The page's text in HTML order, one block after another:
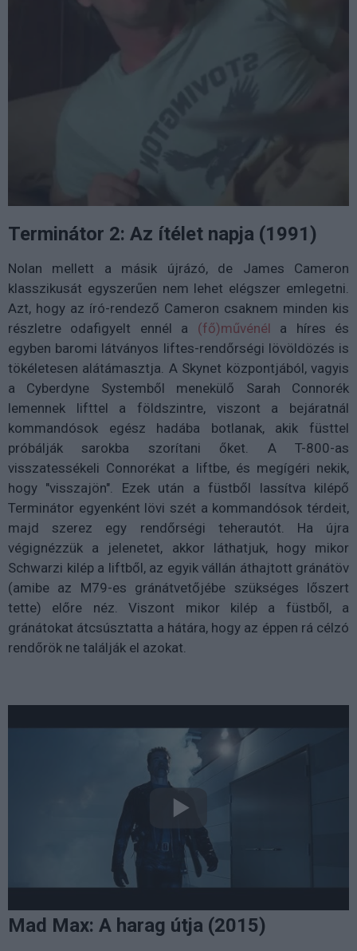
Terminátor 2: Az ítélet napja (1991)
Nolan mellett a másik újrázó, de James Cameron
klasszikusát egyszerűen nem lehet elégszer emlegetni.
Azt, hogy az író-rendező Cameron csaknem minden kis
részletre odafigyelt ennél a (fő)művénél a híres és
egyben baromi látványos liftes-rendőrségi lövöldözés is
tökéletesen alátámasztja. A Skynet központjából, vagyis
a Cyberdyne Systemből menekülő Sarah Connorék
lemennek lifttel a földszintre, viszont a bejáratnál
kommandósok egész hadába botlanak, akik füsttel
próbálják sarokba szorítani őket. A T-800-as
visszatessékeli Connorékat a liftbe, és megígéri nekik,
hogy "visszajön". Ezek után a füstből lassítva kilépő
Terminátor egyenként lövi szét a kommandósok térdeit,
majd szerez egy rendőrségi teherautót. Ha újra
végignézzük a jelenetet, akkor láthatjuk, hogy mikor
Schwarzi kilép a liftből, az egyik vállán áthajtott gránátöv
(amibe az M79-es gránátvetőjébe szükséges lőszert
tette) előre néz. Viszont mikor kilép a füstből, a
gránátokat átcsúsztatta a hátára, hogy az éppen rá célzó
rendőrök ne találják el azokat.
Mad Max: A harag útja (2015)